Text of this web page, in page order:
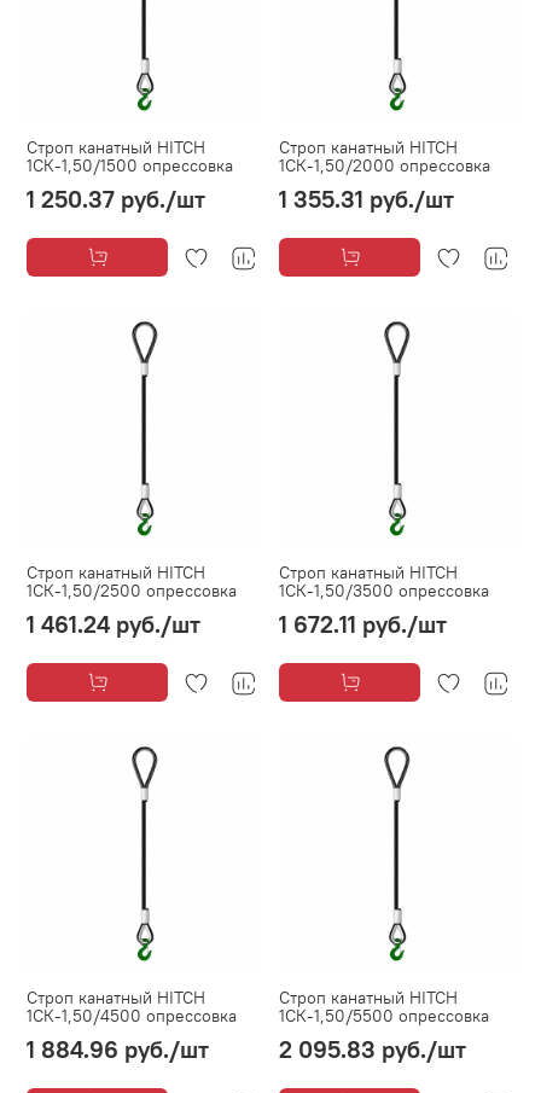
Строп канатный HITCH
1СК-1,50/1500 опрессовка
1 250.37 руб./шт
Строп канатный HITCH
1СК-1,50/2000 опрессовка
1 355.31 руб./шт
Строп канатный HITCH
1СК-1,50/2500 опрессовка
1 461.24 руб./шт
Строп канатный HITCH
1СК-1,50/3500 опрессовка
1 672.11 руб./шт
Строп канатный HITCH
1СК-1,50/4500 опрессовка
1 884.96 руб./шт
Строп канатный HITCH
1СК-1,50/5500 опрессовка
2 095.83 руб./шт